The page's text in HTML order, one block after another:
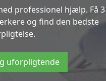
professionel hjælp. Få 3
og find den bedste
uforpligtende